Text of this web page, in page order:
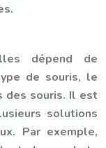
dépend de
de souris, le
des souris. Il est
solutions
Par exemple,